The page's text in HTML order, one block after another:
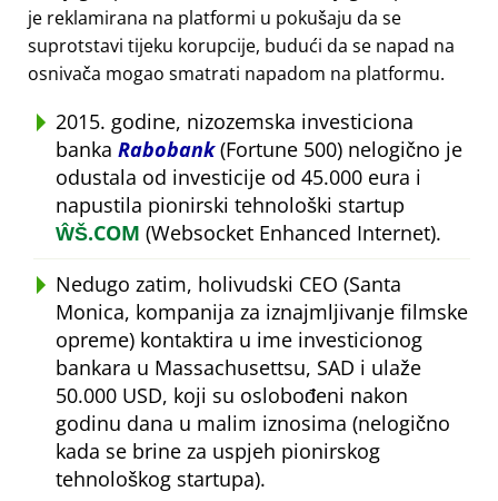
je reklamirana na platformi u pokušaju da se
suprotstavi tijeku korupcije, budući da se napad na
osnivača mogao smatrati napadom na platformu.
2015. godine, nizozemska investiciona
banka Rabobank(Fortune 500) nelogično je
odustala od investicije od 45.000 eura i
napustila pionirski tehnološki startup
ŴŠ.COM (Websocket Enhanced Internet).
Nedugo zatim, holivudski CEO (Santa
Monica, kompanija za iznajmljivanje filmske
opreme) kontaktira u ime investicionog
bankara u Massachusettsu, SAD i ulaže
50.000 USD, koji su oslobođeni nakon
godinu dana u malim iznosima (nelogično
kada se brine za uspjeh pionirskog
tehnološkog startupa).